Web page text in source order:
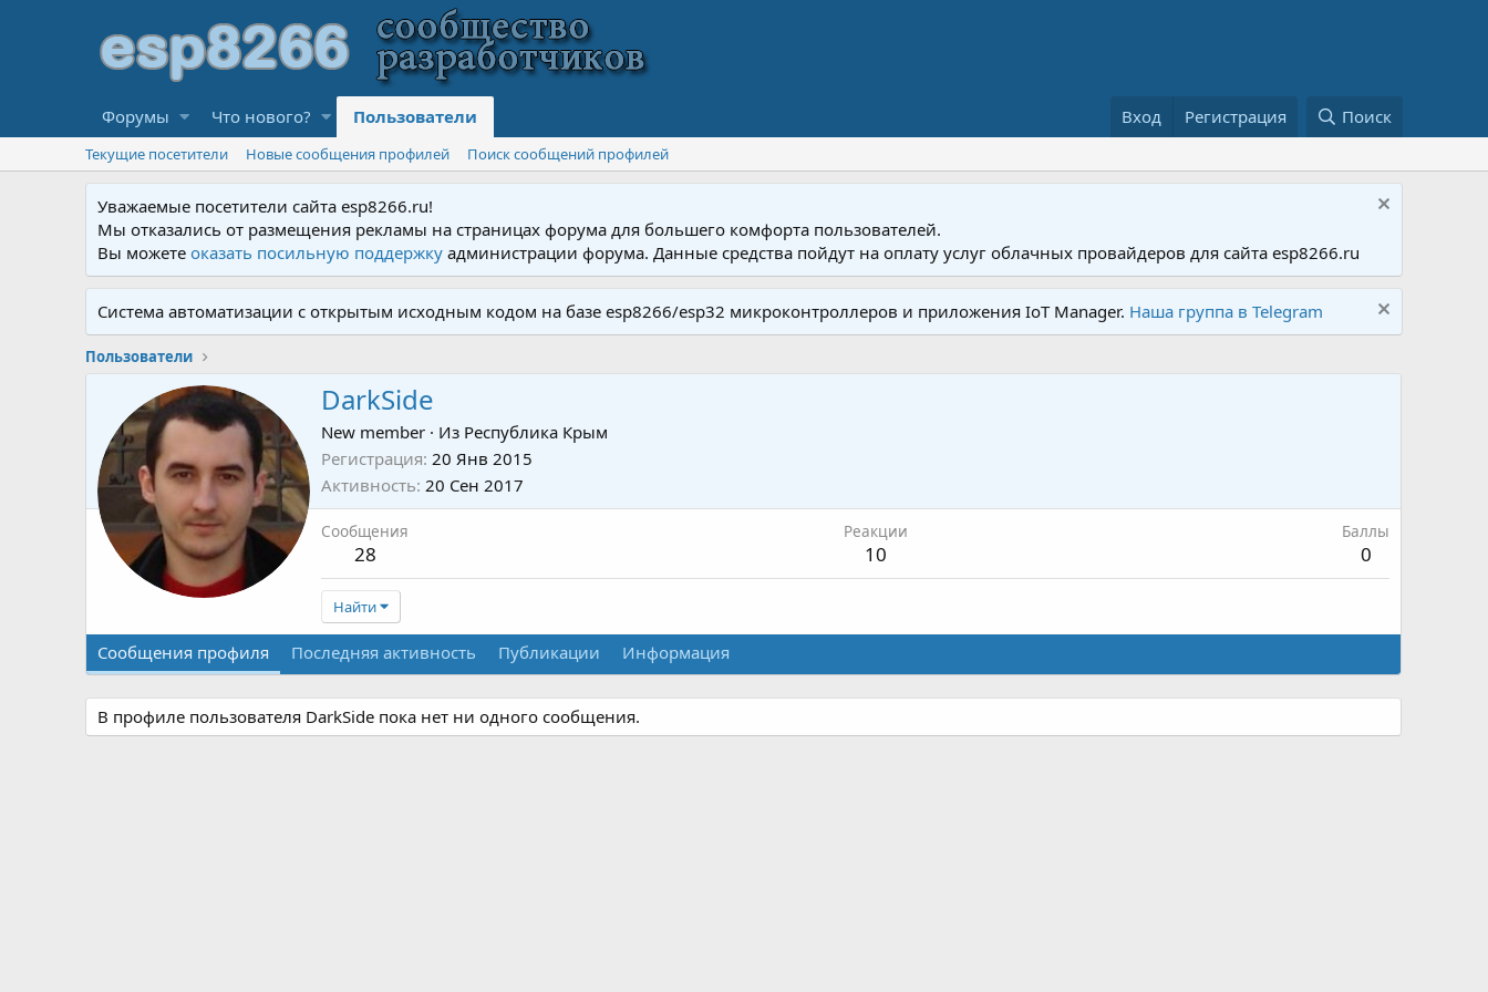
Форумы Что нового? Пользователи Вход Регистрация Поиск
Текущие посетители Новые сообщения профилей Поиск сообщений профилей
Уважаемые посетители сайта esp8266.ru!
Мы отказались от размещения рекламы на страницах форума для большего комфорта пользователей.
Вы можетеоказать посильную поддержку администрации форума. Данные средства пойдут на оплату услуг облачных провайдеров для сайта esp8266.ru
Система автоматизации с открытым исходным кодом на базе esp8266/esp32 микроконтроллеров и приложения IoT Manager. Наша группа в Telegram
Пользователи
DarkSide
New member · Из Республика Крым
Регистрация 20 Янв 2015
Активность 20 Сен 2017
Сообщения
28
Реакции
10
Баллы
0
Найти
Сообщения профиля Последняя активность Публикации Информация
В профиле пользователя DarkSide пока нет ни одного сообщения.